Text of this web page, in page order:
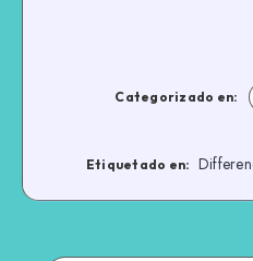
Categorizado en:
Etiquetado en: